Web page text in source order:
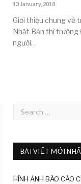
13 January, 2018
Giới thiệu chung về
Nhật Bản thì trường
người…
BÀI VIẾT MỚI
HÌNH ẢNH BÁO CÁO